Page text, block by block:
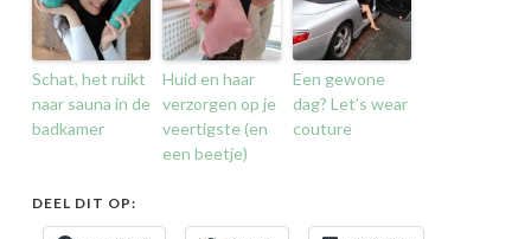
Schat, het ruikt
naar sauna in de
badkamer
Huid en haar
verzorgen op je
veertigste (en
een beetje)
Een gewone
dag? Let’s wear
couture
DEEL DIT OP: